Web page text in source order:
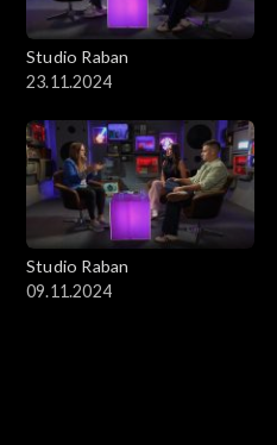
Studio Raban
23.11.2024
Studio Raban
09.11.2024